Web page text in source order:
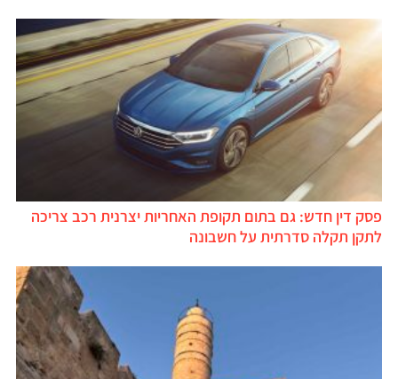
פסק דין חדש: גם בתום תקופת האחריות יצרנית רכב צריכה
לתקן תקלה סדרתית על חשבונה